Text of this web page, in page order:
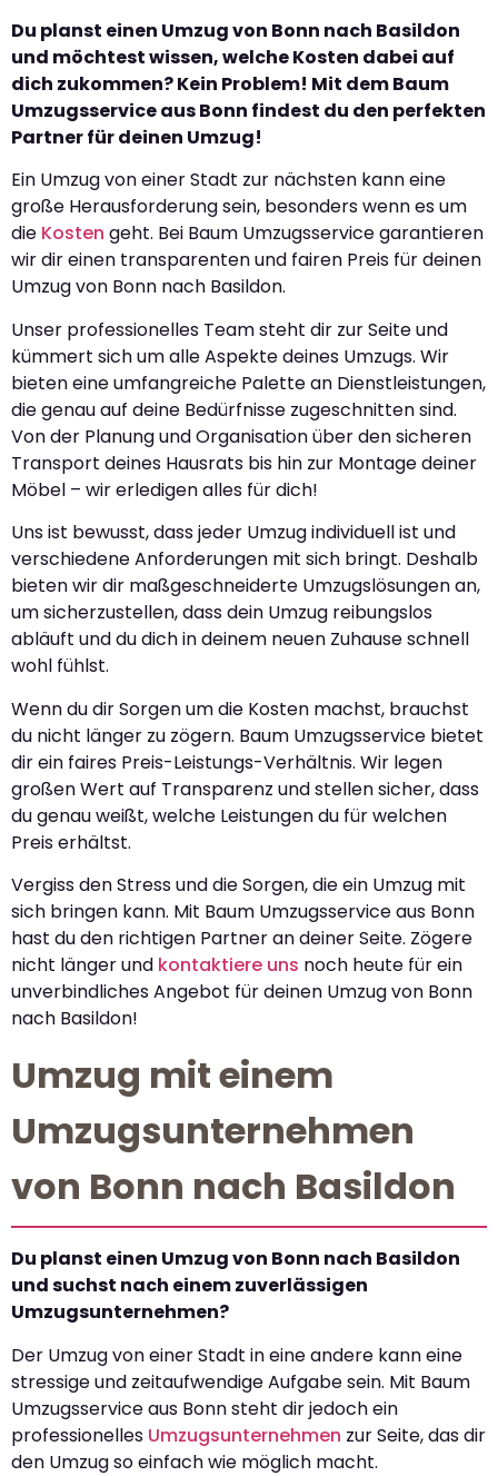
Du planst einen Umzug von Bonn nach Basildon
und möchtest wissen, welche Kosten dabei auf
dich zukommen? Kein Problem! Mit dem Baum
Umzugsservice aus Bonn findest du den perfekten
Partner für deinen Umzug!
Ein Umzug von einer Stadt zur nächsten kann eine
große Herausforderung sein, besonders wenn es um
die Kosten geht. Bei Baum Umzugsservice garantieren
wir dir einen transparenten und fairen Preis für deinen
Umzug von Bonn nach Basildon.
Unser professionelles Team steht dir zur Seite und
kümmert sich um alle Aspekte deines Umzugs. Wir
bieten eine umfangreiche Palette an Dienstleistungen,
die genau auf deine Bedürfnisse zugeschnitten sind.
Von der Planung und Organisation über den sicheren
Transport deines Hausrats bis hin zur Montage deiner
Möbel – wir erledigen alles für dich!
Uns ist bewusst, dass jeder Umzug individuell ist und
verschiedene Anforderungen mit sich bringt. Deshalb
bieten wir dir maßgeschneiderte Umzugslösungen an,
um sicherzustellen, dass dein Umzug reibungslos
abläuft und du dich in deinem neuen Zuhause schnell
wohl fühlst.
Wenn du dir Sorgen um die Kosten machst, brauchst
du nicht länger zu zögern. Baum Umzugsservice bietet
dir ein faires Preis-Leistungs-Verhältnis. Wir legen
großen Wert auf Transparenz und stellen sicher, dass
du genau weißt, welche Leistungen du für welchen
Preis erhältst.
Vergiss den Stress und die Sorgen, die ein Umzug mit
sich bringen kann. Mit Baum Umzugsservice aus Bonn
hast du den richtigen Partner an deiner Seite. Zögere
nicht länger und kontaktiere uns noch heute für ein
unverbindliches Angebot für deinen Umzug von Bonn
nach Basildon!
Umzug mit einem
Umzugsunternehmen
von Bonn nach Basildon
Du planst einen Umzug von Bonn nach Basildon
und suchst nach einem zuverlässigen
Umzugsunternehmen?
Der Umzug von einer Stadt in eine andere kann eine
stressige und zeitaufwendige Aufgabe sein. Mit Baum
Umzugsservice aus Bonn steht dir jedoch ein
professionelles Umzugsunternehmen zur Seite, das dir
den Umzug so einfach wie möglich macht.